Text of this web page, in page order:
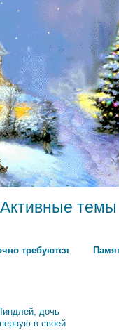
Активные темы
требуются
дочь
в своей